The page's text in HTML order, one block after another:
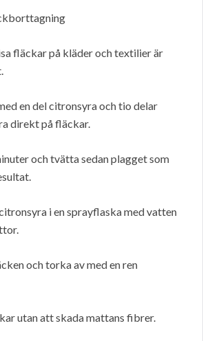
fläckar på kläder och textilier är
en del citronsyra och tio delar
direkt på fläckar.
och tvätta sedan plagget som
i en sprayflaska med vatten
och torka av med en ren
utan att skada mattans fibrer.